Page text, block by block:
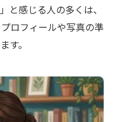
と感じる人の多くは、
ロフィールや写真の準
す。